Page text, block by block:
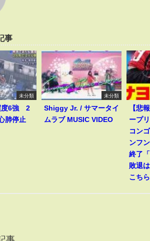
事
未分類
度6強 2
肺停止
未分類
Shiggy Jr. / サマータイ
ムラブ MUSIC VIDEO
【悲
ープ
コン
ンフ
終了
敗退
こち